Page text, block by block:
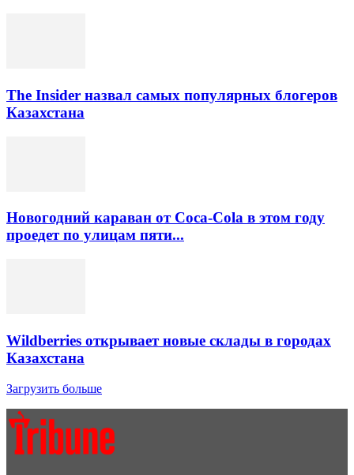
The Insider назвал самых популярных блогеров
Казахстана
Новогодний караван от Coca-Cola в этом году
проедет по улицам пяти...
Wildberries открывает новые склады в городах
Казахстана
Загрузить больше